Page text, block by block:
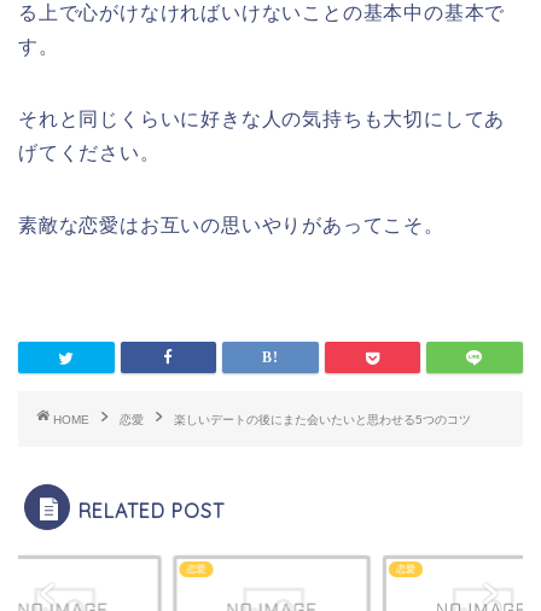
る上で心がけなければいけないことの基本中の基本で
す。
それと同じくらいに好きな人の気持ちも大切にしてあ
げてください。
素敵な恋愛はお互いの思いやりがあってこそ。
HOME 恋愛 楽しいデートの後にまた会いたいと思わせる5つのコツ
RELATED POST
恋愛 恋愛